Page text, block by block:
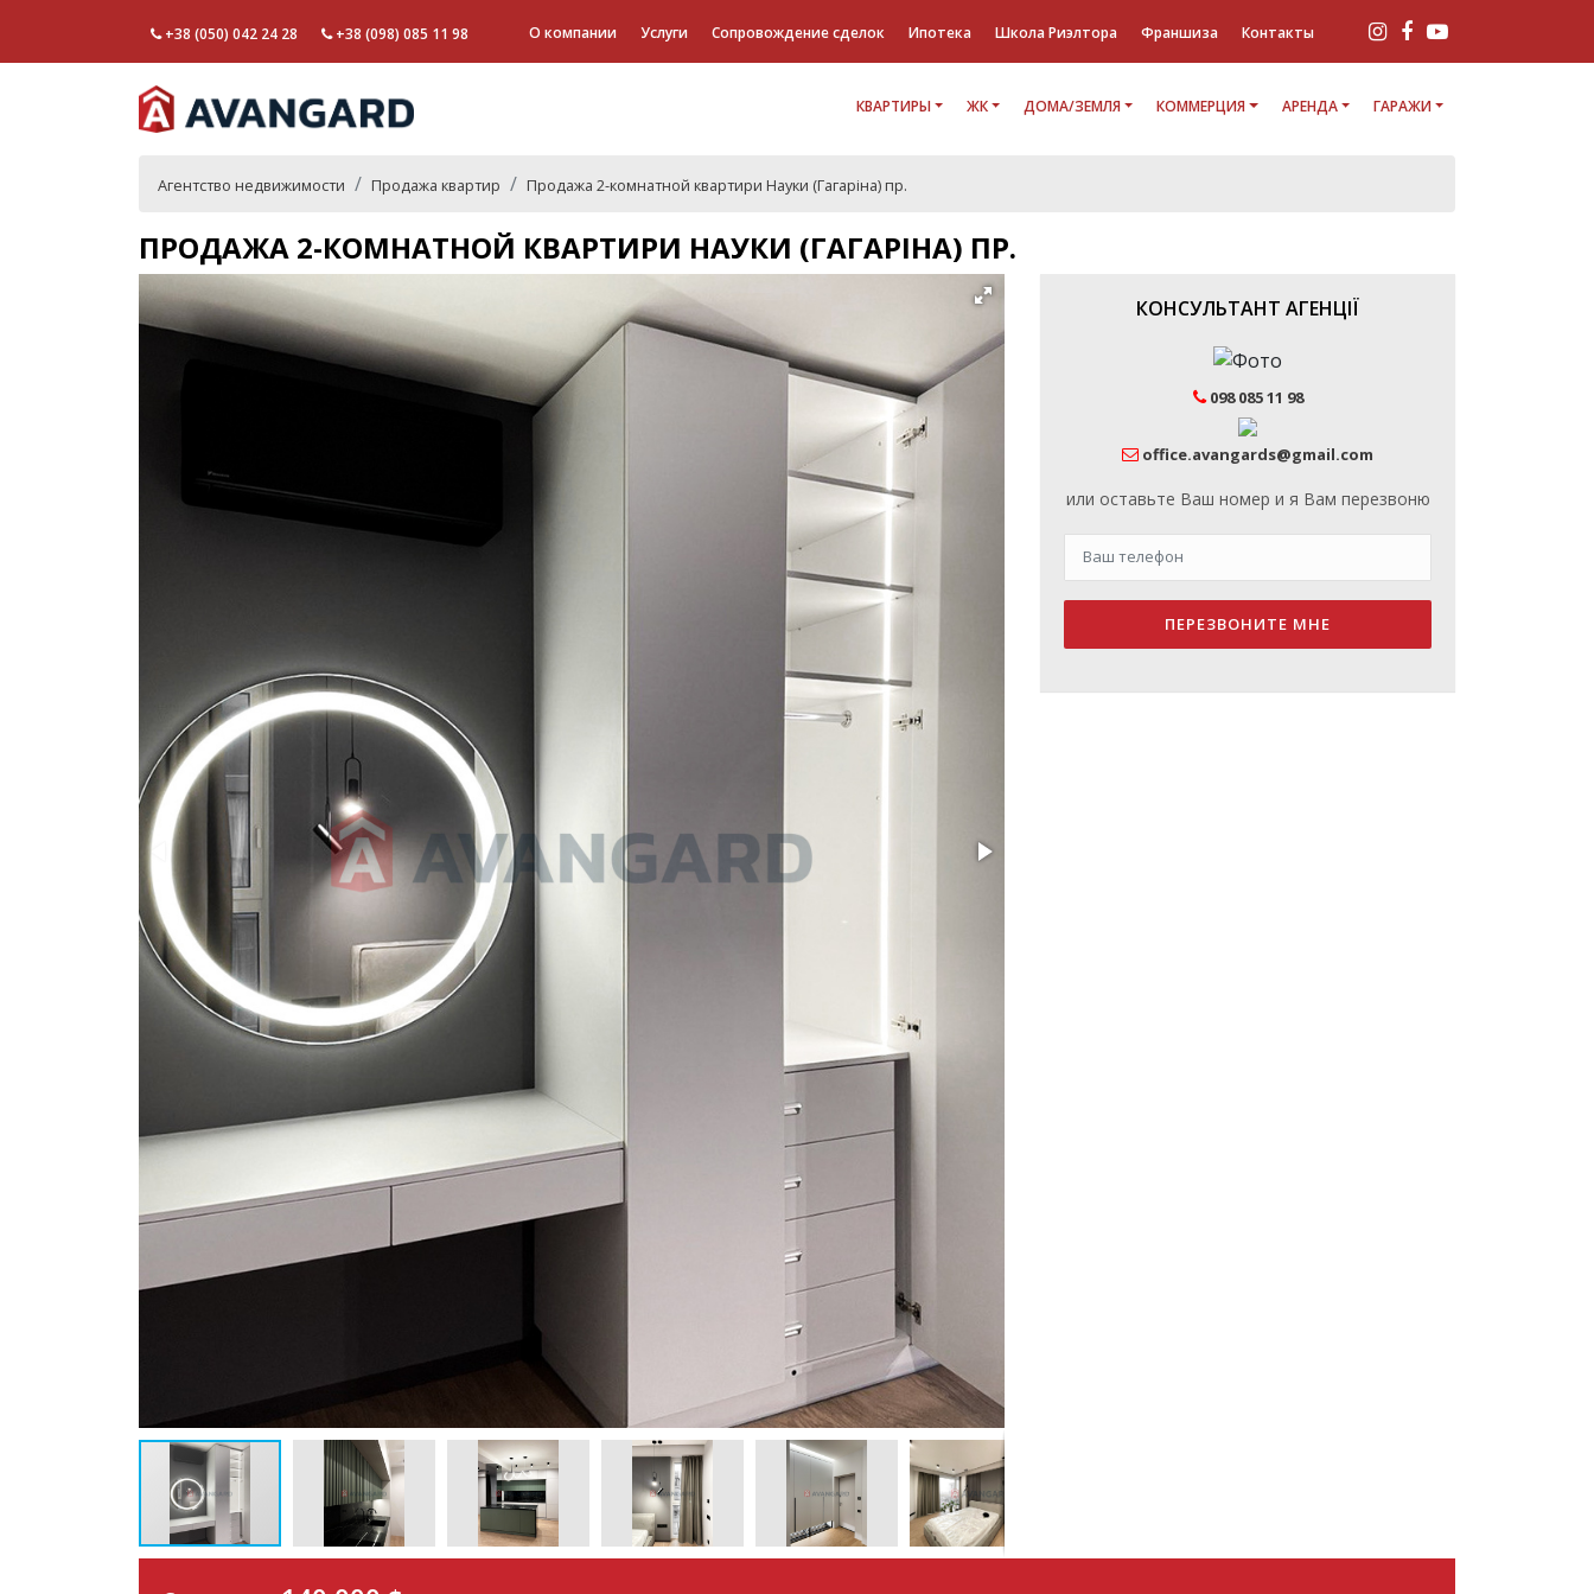
+38 (050) 042 24 28 +38 (098) 085 11 98 О компании Услуги Сопровождение сделок Ипотека Школа Риэлтора Франшиза Контакты
КВАРТИРЫ ЖК ДОМА/ЗЕМЛЯ КОММЕРЦИЯ АРЕНДА ГАРАЖИ
Агентство недвижимости Продажа квартир Продажа 2-комнатной квартири Науки (Гагаріна) пр.
ПРОДАЖА 2-КОМНАТНОЙ КВАРТИРИ НАУКИ (ГАГАРІНА) ПР.
КОНСУЛЬТАНТ АГЕНЦІЇ
098 085 11 98
office.avangards@gmail.com
или оставьте Ваш номер и я Вам перезвоню
ПЕРЕЗВОНИТЕ МНЕ